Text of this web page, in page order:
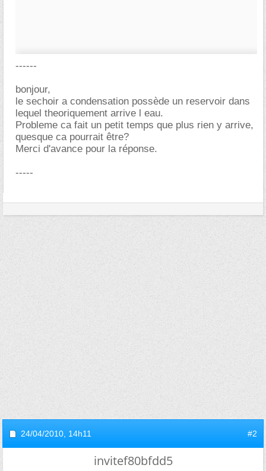
------
bonjour,
le sechoir a condensation possède un reservoir dans
lequel theoriquement arrive l eau.
Probleme ca fait un petit temps que plus rien y arrive,
quesque ca pourrait être?
Merci d'avance pour la réponse.
-----
24/04/2010, 14h11 #2
invitef80bfdd5